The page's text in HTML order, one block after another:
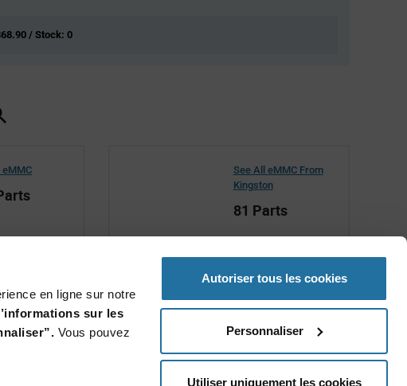
en ligne sur notre
sur les
Vous pouvez
Autoriser tous les cookies
Personnaliser
Utiliser uniquement les cookies
/ Stock: 0
eMMC
See All eMMC From
Kingston
81 Parts
Parts